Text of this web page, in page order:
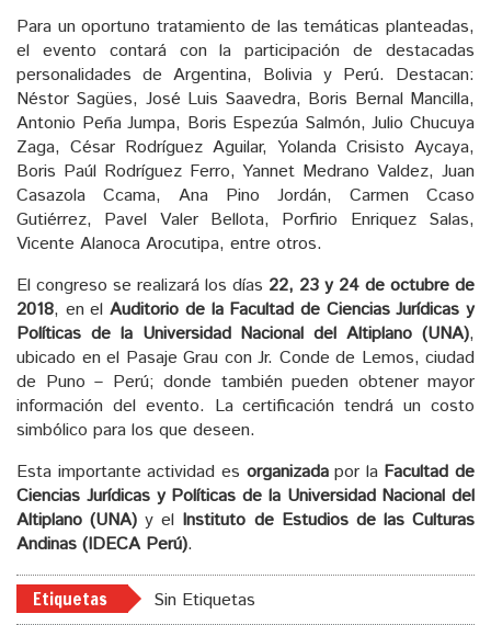
Para un oportuno tratamiento de las temáticas planteadas,
el evento contará con la participación de destacadas
personalidades de Argentina, Bolivia y Perú. Destacan:
Néstor Sagües, José Luis Saavedra, Boris Bernal Mancilla,
Antonio Peña Jumpa, Boris Espezúa Salmón, Julio Chucuya
Zaga, César Rodríguez Aguilar, Yolanda Crisisto Aycaya,
Boris Paúl Rodríguez Ferro, Yannet Medrano Valdez, Juan
Casazola Ccama, Ana Pino Jordán, Carmen Ccaso
Gutiérrez, Pavel Valer Bellota, Porfirio Enriquez Salas,
Vicente Alanoca Arocutipa, entre otros.
El congreso se realizará los días 22, 23 y 24 de octubre de
2018, en elAuditorio de la Facultad de Ciencias Jurídicas y
Políticas de la Universidad Nacional del Altiplano (UNA),
ubicado en el Pasaje Grau con Jr. Conde de Lemos, ciudad
de Puno – Perú; donde también pueden obtener mayor
información del evento. La certificación tendrá un costo
simbólico para los que deseen.
Esta importante actividad es organizadapor la Facultad de
Ciencias Jurídicas y Políticas de la Universidad Nacional del
Altiplano (UNA) y el Instituto de Estudios de las Culturas
Andinas (IDECA Perú).
Etiquetas Sin Etiquetas